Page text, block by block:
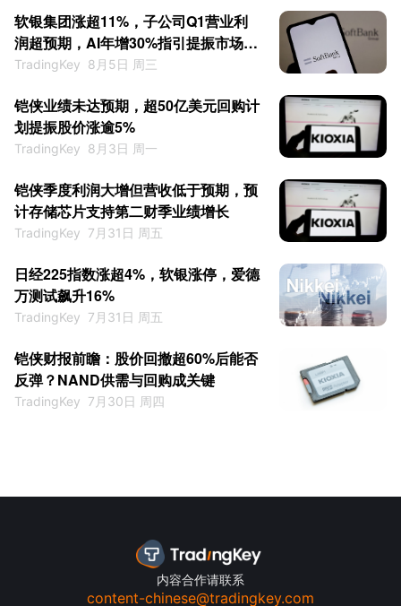
软银集团涨超11%，子公司Q1营业利
润超预期，AI年增30%指引提振市场情
绪
TradingKey 8月5日 周三
铠侠业绩未达预期，超50亿美元回购计
划提振股价涨逾5%
TradingKey 8月3日 周一
铠侠季度利润大增但营收低于预期，预
计存储芯片支持第二财季业绩增长
TradingKey 7月31日 周五
日经225指数涨超4%，软银涨停，爱德
万测试飙升16%
TradingKey 7月31日 周五
铠侠财报前瞻：股价回撤超60%后能否
反弹？NAND供需与回购成关键
TradingKey 7月30日 周四
内容合作请联系
content-chinese@tradingkey.com